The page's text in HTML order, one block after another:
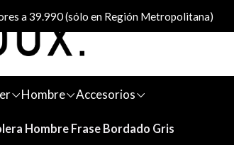
Hombre Accesorios
a 39.990 (sólo en Región Metropolitana)
Hombre Frase Bordado Gris